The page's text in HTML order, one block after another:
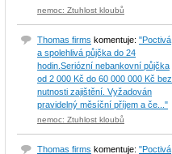
nemoc: Ztuhlost kloubů
Thomas firms komentuje: "Poctivá
a spolehlivá půjčka do 24
hodin.Seriózní nebankovní půjčka
od 2 000 Kč do 60 000 000 Kč bez
nutnosti zajištění. Vyžadován
pravidelný měsíční příjem a če..."
nemoc: Ztuhlost kloubů
Thomas firms komentuje: "Poctivá